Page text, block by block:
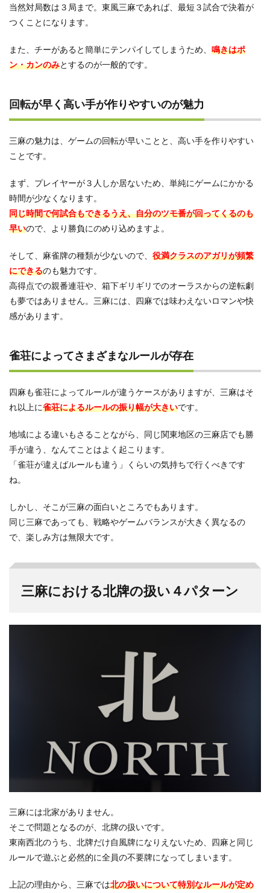
展を
遂げ
た三
ち麻
雀
当然対局数は３局まで。東風三麻であれば、最短３試合で決着が
つくことになります。
また、チーがあると簡単にテンパイしてしまうため、 鳴きはポ
ン・カンのみとするのが一般的です。
回転が早く高い手が作りやすいのが魅力
三麻の魅力は、ゲームの回転が早いことと、高い手を作りやすい
ことです。
まず、プレイヤーが３人しか居ないため、単純にゲームにかかる
時間が少なくなります。
同じ時間で何試合もできるうえ、自分のツモ番が回ってくるのも
早いので、より勝負にのめり込めますよ。
そして、麻雀牌の種類が少ないので、 役満クラスのアガリが頻繁
にできるのも魅力です。
高得点での親番連荘や、箱下ギリギリでのオーラスからの逆転劇
も夢ではありません。三麻には、四麻では味わえないロマンや快
感があります。
雀荘によってさまざまなルールが存在
四麻も雀荘によってルールが違うケースがありますが、三麻はそ
れ以上に雀荘によるルールの振り幅が大きいです。
地域による違いもさることながら、同じ関東地区の三麻店でも勝
手が違う、なんてことはよく起こります。
「雀荘が違えばルールも違う」くらいの気持ちで行くべきです
ね。
しかし、そこが三麻の面白いところでもあります。
同じ三麻であっても、戦略やゲームバランスが大きく異なるの
で、楽しみ方は無限大です。
三麻における北牌の扱い４パターン
三麻には北家がありません。
そこで問題となるのが、北牌の扱いです。
東南西北のうち、北牌だけ自風牌になりえないため、四麻と同じ
ルールで遊ぶと必然的に全員の不要牌になってしまいます。
上記の理由から、三麻では北の扱いについて特別なルールが定め